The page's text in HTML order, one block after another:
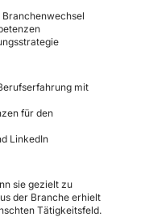
mit
für den
LinkedIn
sie gezielt zu
der Branche erhielt
Tätigkeitsfeld.